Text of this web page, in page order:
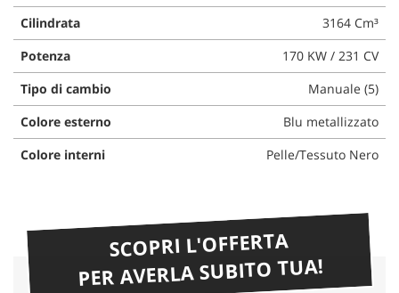
Cilindrata
3164 Cm³
Potenza
170 KW / 231 CV
Tipo di cambio
Manuale (5)
Colore esterno
Blu metallizzato
Colore interni
Pelle/Tessuto Nero
SCOPRI L'OFFERTA
PER AVERLA SUBITO TUA!